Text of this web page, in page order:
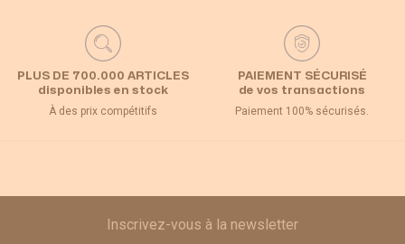
PLUS DE 700.000 ARTICLES
disponibles en stock
À des prix compétitifs
PAIEMENT SÉCURISÉ
de vos transactions
Paiement 100% sécurisés.
Inscrivez-vous à la newsletter